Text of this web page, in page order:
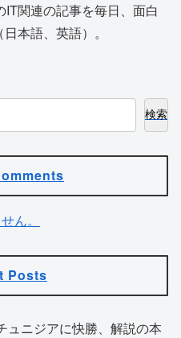
IT関連の記事を毎日、面白
本語、英語）。
検索
ん。
Posts
ュニジアに快勝、解説の本